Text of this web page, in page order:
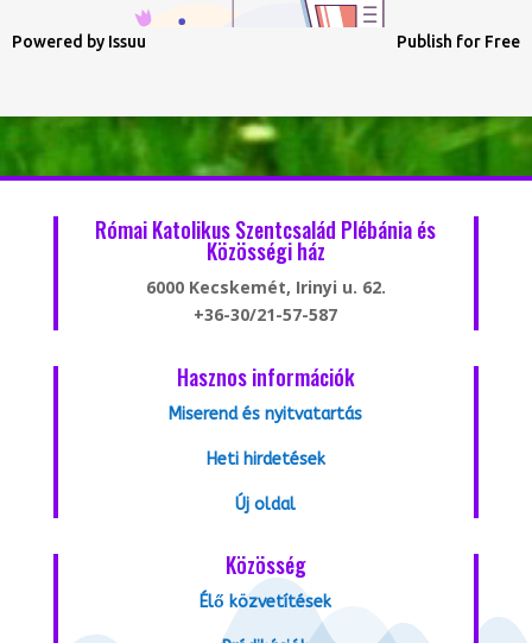
Powered by Issuu Publish for Free
Római Katolikus Szentcsalád Plébánia és
Közösségi ház
6000 Kecskemét, Irinyi u. 62.
+36-30/21-57-587
Hasznos információk
Miserend és nyitvatartás
Heti hirdetések
Új oldal
Közösség
Élő közvetítések